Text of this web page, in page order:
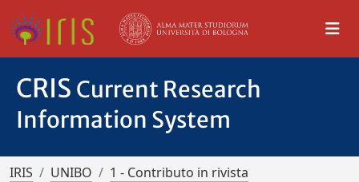
CRIS Current Research
Information System
IRIS UNIBO
1 - Contributo in rivista